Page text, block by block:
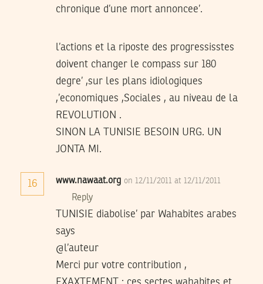
chronique d’une mort annoncee’.
l’actions et la riposte des progressisstes
doivent changer le compass sur 180
degre’ ,sur les plans idiologiques
,’economiques ,Sociales , au niveau de la
REVOLUTION .
SINON LA TUNISIE BESOIN URG. UN
JONTA MI.
16 www.nawaat.org on 12/11/2011 at 12/11/2011
Reply
TUNISIE diabolise’ par Wahabites arabes
says
@l’auteur
Merci pur votre contribution ,